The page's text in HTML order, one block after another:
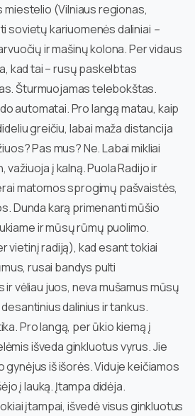
miestelio (Vilniaus regionas,
sovietų kariuomenės daliniai –
ir mašinų kolona. Per vidaus
kad tai – rusų paskelbtas
Šturmuojamas telebokštas.
automatai. Pro langą matau, kaip
greičiu, labai maža distancija
Pas mus? Ne. Labai mikliai
į kalną. Puola Radijo ir
matomos sprogimų pašvaistės,
Dunda karą primenanti mūšio
ir mūsų rūmų puolimo.
vietinį radiją), kad esant tokiai
rusai bandys pulti
vėliau juos, neva mušamus mūsų
dalinius ir tankus.
Pro langą, per ūkio kiemą į
išveda ginkluotus vyrus. Jie
iš išorės. Viduje keičiamos
į lauką. Įtampa didėja.
įtampai, išvedė visus ginkluotus